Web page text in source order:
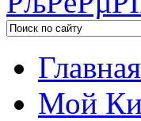
Главная
Мой